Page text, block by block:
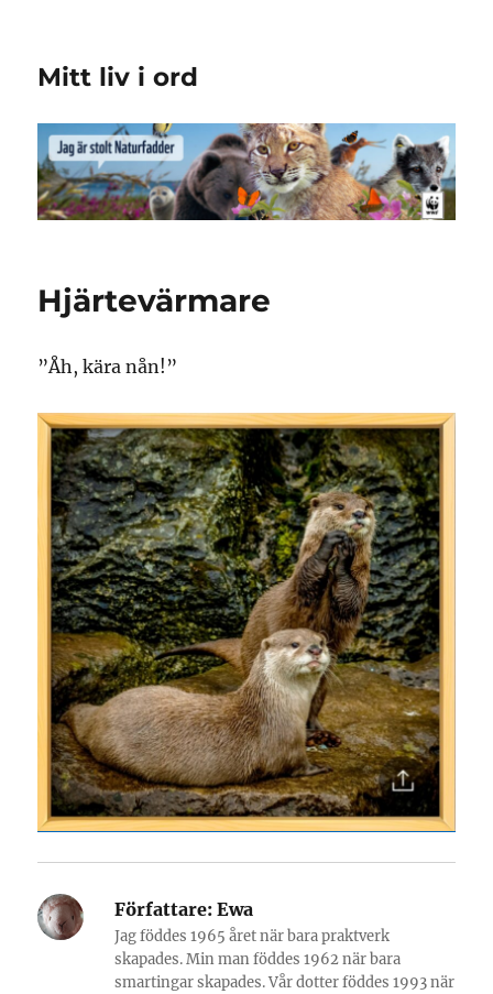
Mitt liv i ord
Hjärtevärmare
”Åh, kära nån!”
Författare: Ewa
Jag föddes 1965 året när bara praktverk
skapades. Min man föddes 1962 när bara
smartingar skapades. Vår dotter föddes 1993 när